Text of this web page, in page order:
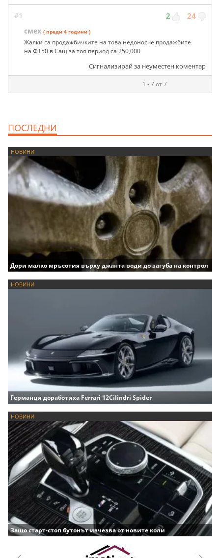
#1 2 24
смех ( преди 4 години )
Жалки са продажбичките на това недоносче продажбите
на Ф150 в Сащ за тоя период са 250,000
Сигнализирай за неуместен коментар
1 - 7 от 7
ПОСЛЕДНИ
НОВИНИ
Дори малко мръсотия върху джанта води до загуба на контрол
НОВИНИ
Германци доработиха Ferrari 12Cilindri Spider
НОВИНИ
Защо старт-стоп бутонът изчезва от новите коли